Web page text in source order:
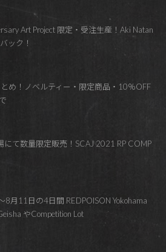
Art Project 限定・受注生産！Aki Natan
ック！
め！ノベルティー・限定商品・10％OFF
て数量限定販売！SCAJ 2021 RP COMP
月11日の4日間 REDPOISON Yokohama
やCompetition Lot